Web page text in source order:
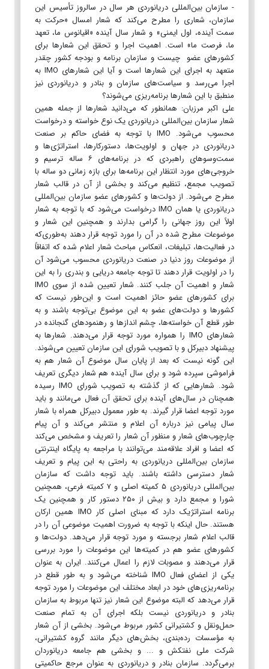
- سازمان بین‌المللی دریانوردی هر سال در سالروز تأسیس این
سازمان، شعاری را مطرح می‌کند که شعار امسال «حرکت به
سمت آینده، اول ایمنی» و شعار سال آینده «اقیانوس ما، تعهد
ما، فرصت ما» است. اهمیت اجرا و تحقق این شعار‌ها برای
کشور‌های عضو چیست و سازمان برنامه و بودجه کشور چقدر
متعهد به اجرای این شعار‌ها است و آیا این شعار‌های IMO به
اجرا می‌رسد و سیاست‌های سازمان و بنادر و دریانوردی نیز
منطبق با این شعار‌ها برنامه‌ریزی می‌شوند؟
علی اکبر مرزبان: همانطور که می‌دانید شعار‌ها از جمله همین
شعار سازمان بین‌المللی دریانوردی یک نوع خواسته و درخواست
محسوب می‌شود. IMO با توجه به فضای حاکم بر صنعت
دریانوردی در جهان و اولویت‌ها، دستورکارها، استراتژی‌ها و
سمت‌وسو‌های راهبردی که در برنامه‌های ۶ ساله ترسیم و
خروجی‌های مورد انتظار این برنامه‌ها برای بازه زمانی دو ساله با
تصویب مجمع، تنظیم می‌کند و بخشی از آن در قالب شعار
مطرح می‌شود. از دولت‌ها و کشور‌های عضو سازمان بین‌المللی
دریانوردی یا همان IMO درخواست می‌شود که با توجه به شعار
اولاً این روز جهانی را گرامی بدارند و همچنین این شعار و
موضوعات مطرح شده در آن را مورد توجه قرار دهند به‌طوری‌که
در فعالیت‌ها، تبلیغات، انعکاس مباحث شعار اعلام شده که اتفاقاً
از موضوعات روز دنیا در صنعت دریانوردی محسوب می‌شود آن
را در اولویت قرار دهند تا توجه جامعه دریایی و بندری را به این
شعار و اهمیت آن جلب کنند. شعار تعیین شده از سوی IMO
برای کشور‌های عضو حائز اهمیت است و این‌طور نیست که
کشور‌ها و دولت‌های عضو به این موضوع بی‌توجه باشند و به
طور قطع آن خواسته‌ها، چشم انداز‌ها و رهنمود‌های گنجانده در
شعار‌های IMO را همواره مورد توجه قرار می‌دهند. شعار‌ها به
پیشنهاد دبیرکل و با تصویب شورای این سازمان تعیین می‌شوند.
این گونه نیست که بعد از پایان سال موضوع آن شعار هم به
فراموشی سپرده شود و برای سال آینده هم شعار دیگری تعریف
شود. شعار‌هایی که از گذشته به تصویب شورای IMO رسیده
همچنان در سال‌های آینده برای تحقق آن فعال می‌مانند و باید
مورد توجه اعضا قرار گیرند. به طور معمول دبیرکل همراه با شعار
سال پیامی نیز درباره آن اعلام و منتشر می‌کند و آن پیام
چارچوب‌های شعار و منظور آن شعار را تعریف و مشخص می‌کند
که اعضا و افراد علاقه‌مند می‌توانند با مراجعه به پایگاه اینترنتی
سازمان بین‌المللی دریانوردی به راحتی به این پیام و تعریف
شعار دسترسی داشته باشند. باید توجه داشت که سازمان
بین‌المللی دریانوردی ۵ کمیته اصلی و ۷ کمیته فرعی، همچنین
شورا و مجمع دارد و بیش از ۲۵۰ دستور کار و همچنین یک
برنامه استراتژیک دارد که مبنای اصلی کار IMO همین ارکان
هستند. حال اینکه با توجه به ضرورت اهمیت موضوعی آن را در
قالب اعلام شعار برجسته و مورد توجه قرار می‌دهد. دولت‌ها و
کشور‌های عضو هم در کمیته‌ها این موضوعات را مورد بررسی
قرار می‌دهند و مصوبات لازم را اعمال می‌کنند. ایران به عنوان
یکی از اعضای فعال IMO شناخته می‌شود و به طور قطع در
برنامه‌ریزی‌های خود در ابعاد مختلف این موضوعات را مورد توجه
قرار می‌دهد که البته موضوع این شعار نیز تنها مربوط به سازمان
بنادر و دریانوردی نیست بلکه اجرای آن به تمام صنعت
حمل‌ونقل و کشتیرانی کشور مربوط می‌شود. بخشی از آن شعار
به مؤسسات رده‌بندی، بخش‌های دیگر مانند گروه کشتیرانی،
شرکت ملی نفتکش و ... و بخشی هم جامعه دریانوردان
برمی‌گردد. سازمان بنادر و دریانوردی به عنوان مرجع حاکمیتی